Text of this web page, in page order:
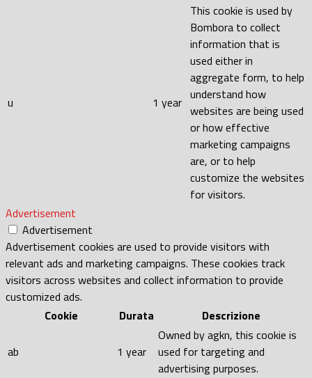
u 1 year
This cookie is used by
Bombora to collect
information that is
used either in
aggregate form, to help
understand how
websites are being used
or how effective
marketing campaigns
are, or to help
customize the websites
for visitors.
Advertisement
Advertisement
Advertisement cookies are used to provide visitors with
relevant ads and marketing campaigns. These cookies track
visitors across websites and collect information to provide
customized ads.
Cookie
Durata Descrizione
ab 1 year
Owned by agkn, this cookie is
used for targeting and
advertising purposes.